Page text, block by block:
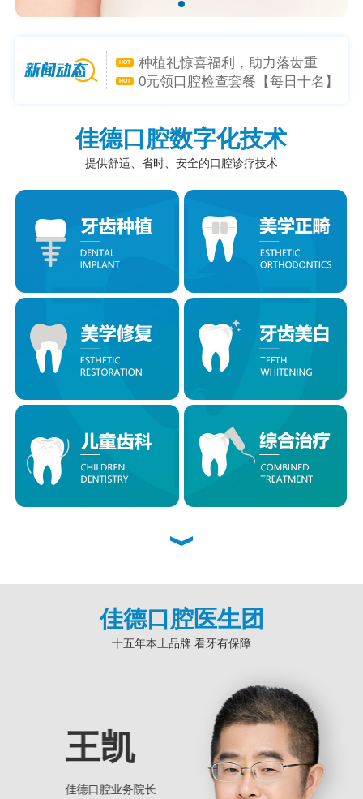
HOT
矫牙礼-喜迎新学年，开启专属礼
遇！
HOT
种植礼惊喜福利，助力落齿重
躲不掉！
佳德口腔数字化技术
提供舒适、省时、安全的口腔诊疗技术
佳德口腔医生团
十五年本土品牌 看牙有保障
王凯
佳德口腔业务院长